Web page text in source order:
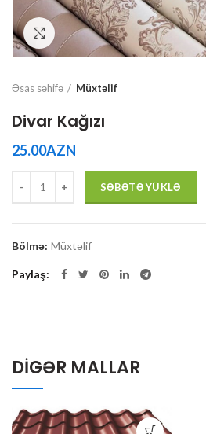
Böyütmək
Əsas səhifə Müxtəlif
Divar Kağızı
25.00AZN
SƏBƏTƏ YÜKLƏ
Bölmə: Müxtəlif
Paylaş
DIGƏR MALLAR